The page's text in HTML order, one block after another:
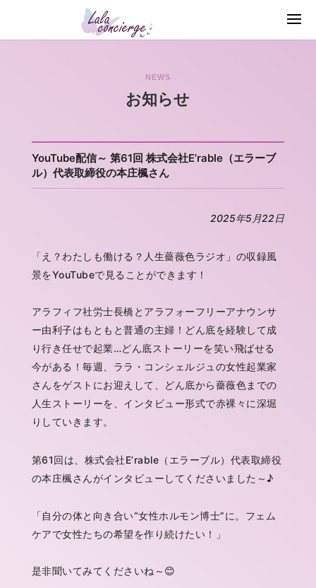
NEWS
お知らせ
YouTube配信～ 第61回 株式会社E’rable（エラーブ
ル）代表取締役の本庄楓さん
2025年5月22日
「え？わたしも働ける？人生薔薇色ラジオ」の収録風
景をYouTubeで見ることができます！
アラフィフ社労士長橋とアラフォーフリーアナウンサ
ー由利子はもともと普通の主婦！どん底を経験して成
り行き任せで起業…どん底ストーリーを笑い飛ばせる
今がある！毎週、ララ・コンシェルジュの女性起業家
さんをゲストにお迎えして、どん底から薔薇色までの
人生ストーリーを、インタビュー形式で赤裸々に深堀
りしていきます。
第61回は、株式会社E’rable（エラーブル）代表取締役
の本庄楓さんがインタビューしてくださいました～♪
「自分の体と向き合い“女性ホルモン博士”に。フェム
ケアで女性たちの希望を作り続けたい！」
是非聞いてみてくださいね～😊